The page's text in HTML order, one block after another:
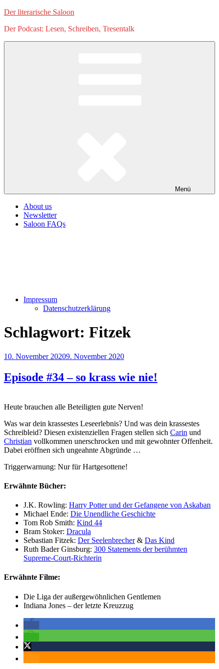
Zum
springen
Der literarische Saloon
Der Podcast: Lesen, Schreiben, Tresentalk
Menü
About us
Newsletter
Saloon FAQs
Impressum
Datenschutzerklärung
Schlagwort: Fitzek
Veröffentlicht
10. November 20209. November 2020
Episode #34 – so krass wie nie!
Heute brauchen alle Beteiligten gute Nerven!
Was war dein krassestes Leseerlebnis? Und was dein krassestes
Schreibleid? Diesen existenziellen Fragen stellen sich Carin und
Christian vollkommen unerschrocken und mit gewohnter Offenheit.
Dabei eröffnen sich ungeahnte Abgründe …
Triggerwarnung: Nur für Hartgesottene!
Erwähnte Bücher:
J.K. Rowling: Harry Potter und der Gefangene von Askaban
Michael Ende: Die Unendliche Geschichte
Tom Rob Smith: Kind 44
Bram Stoker: Dracula
Sebastian Fitzek: Der Seelenbrecher& Das Kind
Ruth Bader Ginsburg: 300 Statements der berühmten
Supreme-Court-Richterin
Erwähnte Filme:
Die Liga der außergewöhnlichen Gentlemen
Indiana Jones – der letzte Kreuzzug